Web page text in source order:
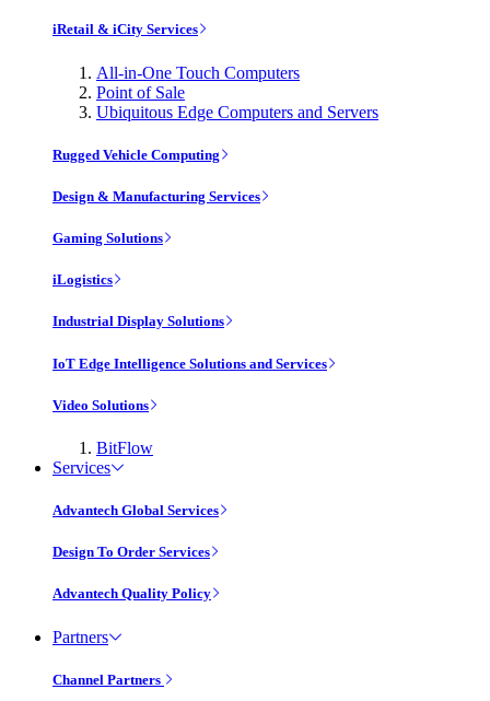
iRetail & iCity Services
All-in-One Touch Computers
Point of Sale
Ubiquitous Edge Computers and Servers
Rugged Vehicle Computing
Design & Manufacturing Services
Gaming Solutions
iLogistics
Industrial Display Solutions
IoT Edge Intelligence Solutions and Services
Video Solutions
BitFlow
Services
Advantech Global Services
Design To Order Services
Advantech Quality Policy
Partners
Channel Partners